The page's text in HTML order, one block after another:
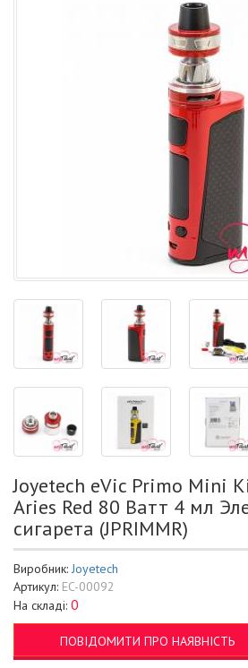
Joyetech eVic Primo Mini
Aries Red 80 Ватт 4 мл
сигарета (JPRIMMR)
Виробник: Joyetech
Артикул: EC-00092
На складі: 0
ПОВІДОМИТИ ПРО НАЯВНІСТЬ